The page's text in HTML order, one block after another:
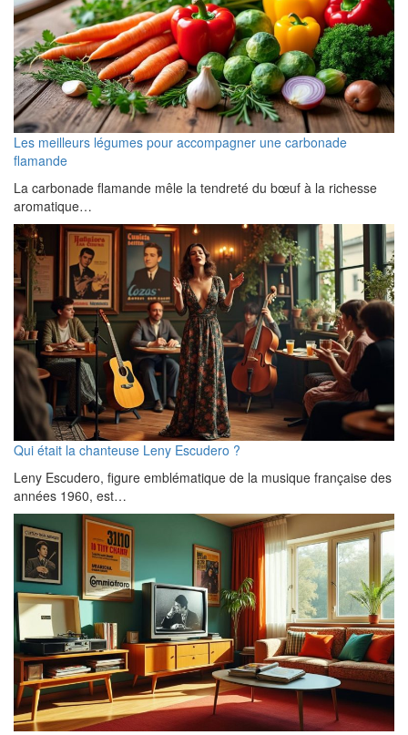
Les meilleurs légumes pour accompagner une carbonade
flamande
La carbonade flamande mêle la tendreté du bœuf à la richesse
aromatique…
Qui était la chanteuse Leny Escudero ?
Leny Escudero, figure emblématique de la musique française des
années 1960, est…